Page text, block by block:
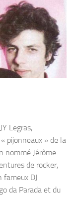
Legras,
pijonneaux » de la
nommé Jérôme
de rocker,
DJ
da Parada et du